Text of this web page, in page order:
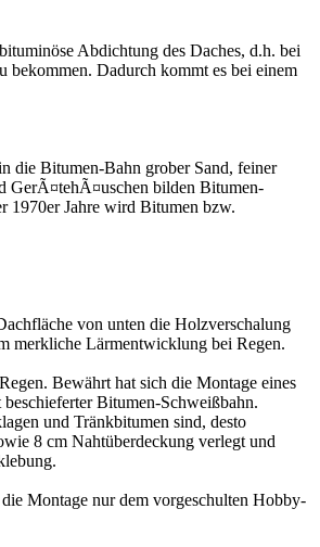
Abdichtung des Daches, d.h. bei
bekommen. Dadurch kommt es bei einem
die Bitumen-Bahn grober Sand, feiner
GerÃ¤tehÃ¤uschen bilden Bitumen-
1970er Jahre wird Bitumen bzw.
von unten die Holzverschalung
merkliche Lärmentwicklung bei Regen.
Bewährt hat sich die Montage eines
Bitumen-Schweißbahn.
und Tränkbitumen sind, desto
8 cm Nahtüberdeckung verlegt und
Montage nur dem vorgeschulten Hobby-